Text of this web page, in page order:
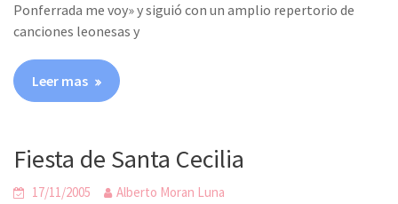
Ponferrada me voy» y siguió con un amplio repertorio de
canciones leonesas y
Leer mas
Fiesta de Santa Cecilia
17/11/2005
Alberto Moran Luna